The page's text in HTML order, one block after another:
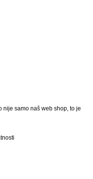
nije samo naš web shop, to je